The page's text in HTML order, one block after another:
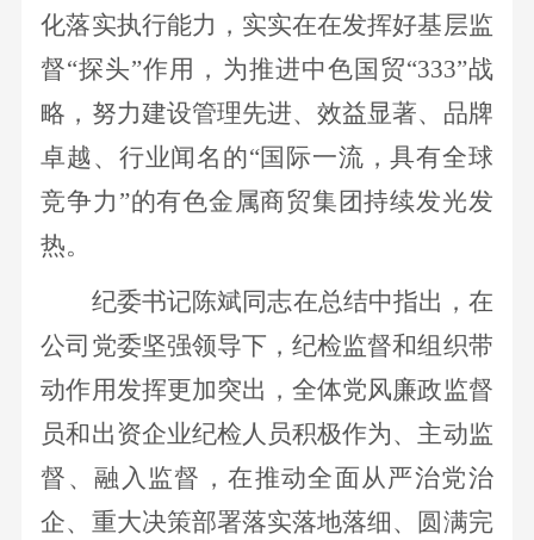
化落实执行能力，实实在在发挥好基层监
督“探头”作用，为推进中色国贸“333”战
略， 努力建设管理先进、效益显著、品牌
卓越、行业闻名的“国际一流，具有全球
竞争力”的有色金属商贸集团持续发光发
热。
纪委书记陈斌同志在总结中指出，在
公司党委坚强领导下，纪检监督和组织带
动作用发挥更加突出，全体党风廉政监督
员和出资企业纪检人员积极作为、主动监
督、融入监督，在推动全面从严治党治
企、重大决策部署落实落地落细、圆满完